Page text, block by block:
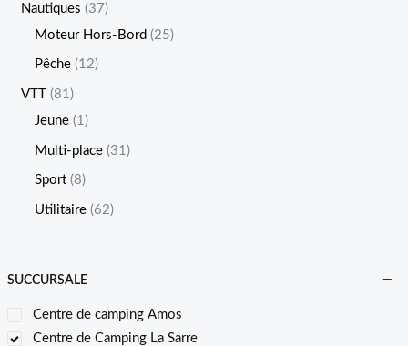
Nautiques 37
Moteur Hors-Bord
25
Pêche 12
VTT
81
Jeune
1
Multi-place 31
Sport 8
Utilitaire 62
SUCCURSALE
Centre de camping Amos
Centre de Camping La Sarre